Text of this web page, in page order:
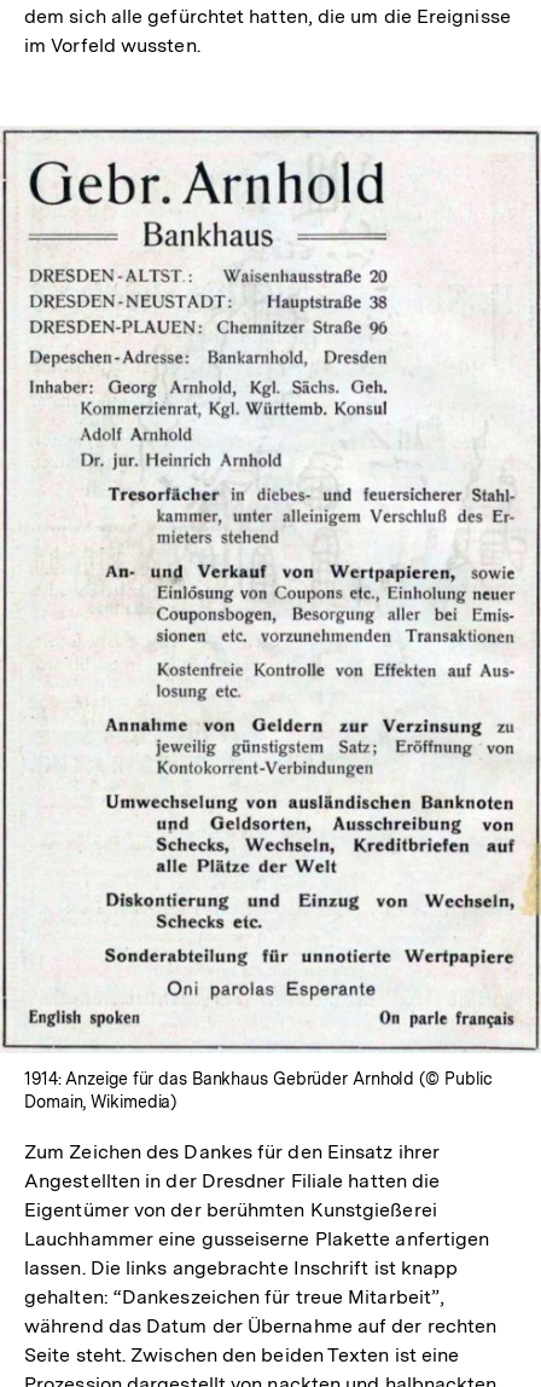
dem sich alle gefürchtet hatten, die um die Ereignisse
im Vorfeld wussten.
In
Lightbox
öffnen
1914: Anzeige für das Bankhaus Gebrüder Arnhold (© Public
Domain, Wikimedia)
Zum Zeichen des Dankes für den Einsatz ihrer
Angestellten in der Dresdner Filiale hatten die
Eigentümer von der berühmten Kunstgießerei
Lauchhammer eine gusseiserne Plakette anfertigen
lassen. Die links angebrachte Inschrift ist knapp
gehalten: “Dankeszeichen für treue Mitarbeit”,
während das Datum der Übernahme auf der rechten
Seite steht. Zwischen den beiden Texten ist eine